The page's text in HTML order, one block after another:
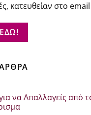
κατευθείαν στο
να Απαλλαγείς από